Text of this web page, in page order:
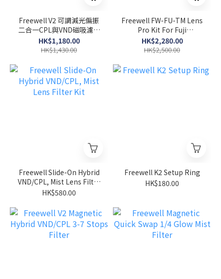
Freewell V2 可調減光偏振
二合一CPL與VND磁吸濾鏡
系統 連 額外底環優惠套裝
HK$1,180.00
HK$1,430.00
Freewell FW-FU-TM Lens
Pro Kit For Fuji
X100VI/X100V
HK$2,280.00
HK$2,500.00
Freewell Slide-On Hybrid
VND/CPL, Mist Lens Filter
Kit
HK$580.00
Freewell K2 Setup Ring
HK$180.00